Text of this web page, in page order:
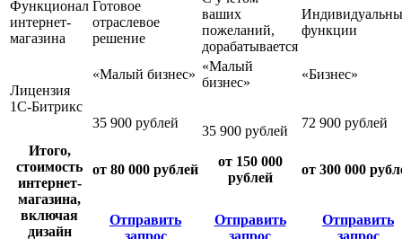
Функционал
интернет-
магазина
Готовое
отраслевое
решение
ваших
пожеланий,
дорабатывается
функции
Лицензия
1С-Битрикс
«Малый бизнес»
35 900 рублей
«Малый
бизнес»
35 900 рублей
«Бизнес»
72 900 рублей
Итого,
стоимость
интернет-
магазина,
включая
дизайн
от 80 000 рублей
от 150 000
рублей
от 300 000
Отправить
Отправить
Отправить